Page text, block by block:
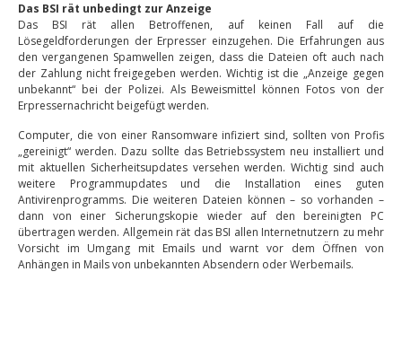
Das BSI rät unbedingt zur Anzeige
Das BSI rät allen Betroffenen, auf keinen Fall auf die
Lösegeldforderungen der Erpresser einzugehen. Die Erfahrungen aus
den vergangenen Spamwellen zeigen, dass die Dateien oft auch nach
der Zahlung nicht freigegeben werden. Wichtig ist die „Anzeige gegen
unbekannt“ bei der Polizei. Als Beweismittel können Fotos von der
Erpressernachricht beigefügt werden.
Computer, die von einer Ransomware infiziert sind, sollten von Profis
„gereinigt“ werden. Dazu sollte das Betriebssystem neu installiert und
mit aktuellen Sicherheitsupdates versehen werden. Wichtig sind auch
weitere Programmupdates und die Installation eines guten
Antivirenprogramms. Die weiteren Dateien können – so vorhanden –
dann von einer Sicherungskopie wieder auf den bereinigten PC
übertragen werden. Allgemein rät das BSI allen Internetnutzern zu mehr
Vorsicht im Umgang mit Emails und warnt vor dem Öffnen von
Anhängen in Mails von unbekannten Absendern oder Werbemails.